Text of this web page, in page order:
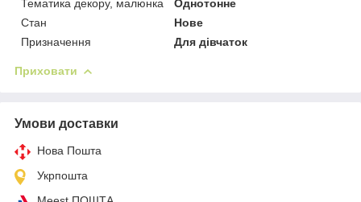
Тематика декору, малюнка
Однотонне
Стан
Нове
Призначення
Для дівчаток
Приховати
Умови доставки
Нова Пошта
Укрпошта